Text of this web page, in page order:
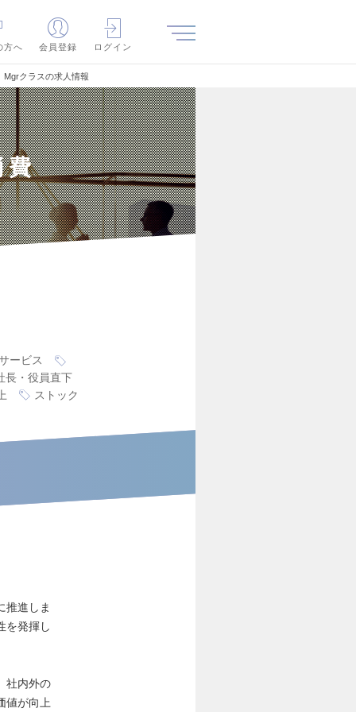
方へ 会員登録 ログイン
Mgrクラスの求人情報
費
ービス
長・役員直下
ストック
推進しま
を発揮し
社内外の
値が向上